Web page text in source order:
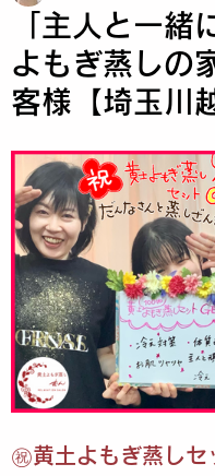
「主人と一
よもぎ蒸しの
客様【埼玉川
㊗️黄土よもぎ蒸しセ